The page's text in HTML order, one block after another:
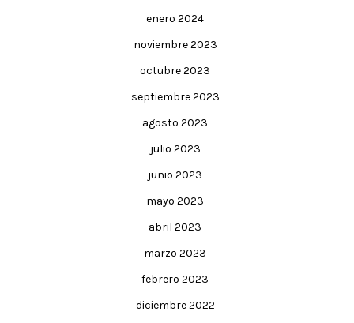
enero 2024
noviembre 2023
octubre 2023
septiembre 2023
agosto 2023
julio 2023
junio 2023
mayo 2023
abril 2023
marzo 2023
febrero 2023
diciembre 2022